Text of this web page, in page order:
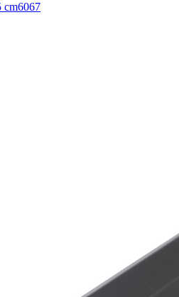
cm6067